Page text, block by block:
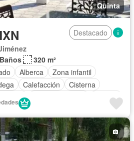
Quinta
Destacado
320 m²
Alberca
Zona infantil
Calefacción
Cisterna
Internet
closet
Sala polivalente